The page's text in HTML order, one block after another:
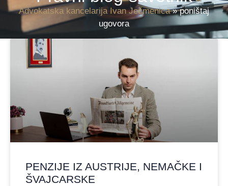
Advokatska kancelarija Ivan Ječmenica»poništaj
ugovora
PENZIJE IZ AUSTRIJE, NEMAČKE I
ŠVAJCARSKE